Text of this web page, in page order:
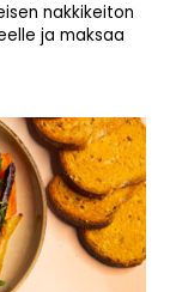
nakkikeiton
ja maksaa